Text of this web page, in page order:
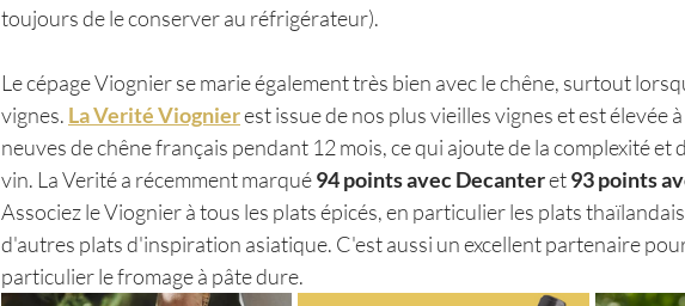
toujours de le conserver au réfrigérateur).
Le cépage Viognier se marie également très bien avec le chêne, surtout
vignes. La Verité Viognier est issue de nos plus vieilles vignes et est élevée
neuves de chêne français pendant 12 mois, ce qui ajoute de la complexité et
vin. La Verité a récemment marqué 94 points avec Decanter et 93 points
Associez le Viognier à tous les plats épicés, en particulier les plats
d'autres plats d'inspiration asiatique. C'est aussi un excellent partenaire
particulier le fromage à pâte dure.